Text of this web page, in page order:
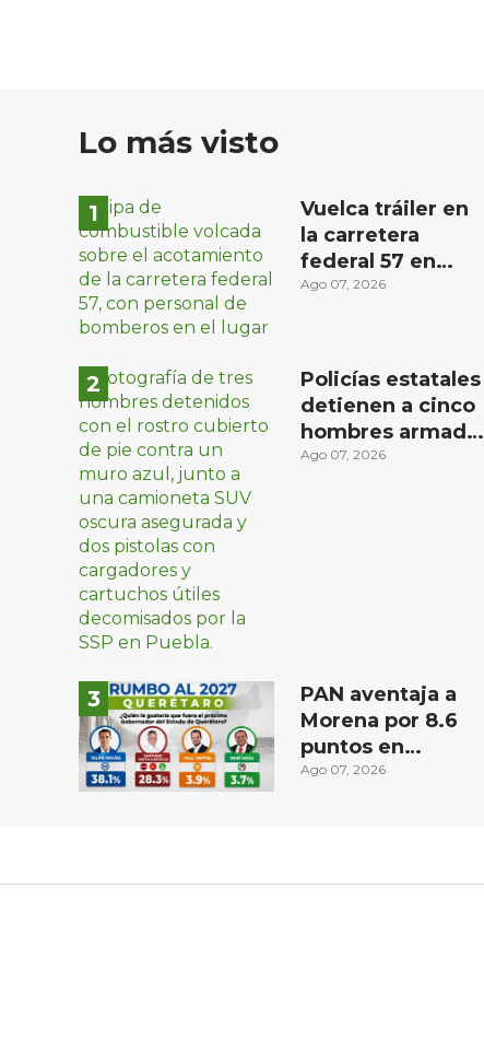
Lo más visto
Vuelca tráiler en
la carretera
federal 57 en
Querétaro; hay
controlado, sin
lesionados
Ago 07, 2026
Policías estatales
detienen a cinco
hombres armados
en Puebla capital
Ago 07, 2026
PAN aventaja a
Morena por 8.6
puntos en
intención de voto
Demoscopia
Ago 07, 2026